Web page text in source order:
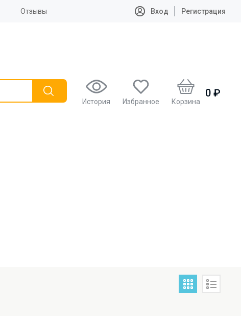
Отзывы Вход Регистрация
История Избранное Корзина
0 ₽